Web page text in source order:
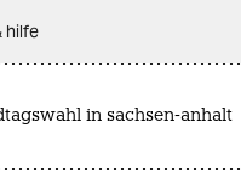
hilfe
in sachsen-anhalt